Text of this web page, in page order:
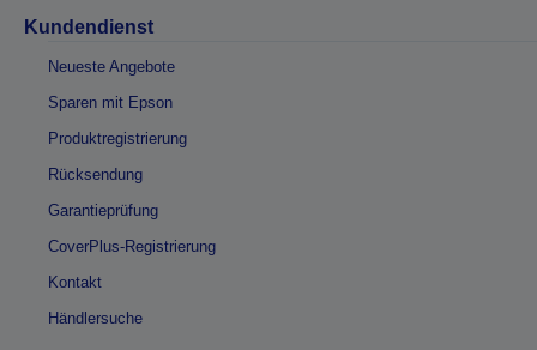
Kundendienst
Neueste Angebote
Sparen mit Epson
Produktregistrierung
Rücksendung
Garantieprüfung
CoverPlus-Registrierung
Kontakt
Händlersuche